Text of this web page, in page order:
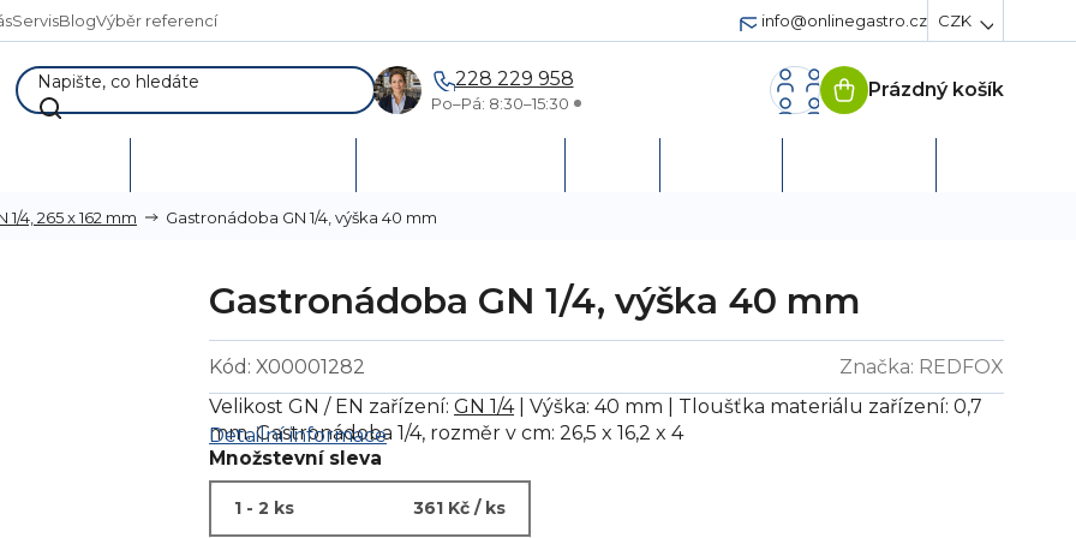
ServisBlogVýběr referencí info@onlinegastro.cz CZK
228 229 958
Po–Pá: 8:30–15:30
Nákupní
Prázdný košík
1/4, 265 x 162 mm Gastronádoba GN 1/4, výška 40 mm
Gastronádoba GN 1/4, výška 40 mm
Značka: REDFOX
Kód: X00001282
Množstevní sleva
1 - 2 ks 361 Kč / ks
Velikost GN / EN zařízení: GN 1/4| Výška: 40 mm | Tloušťka materiálu zařízení: 0,7
mm. Gastronádoba 1/4, rozměr v cm: 26,5 x 16,2 x 4
Detailní informace